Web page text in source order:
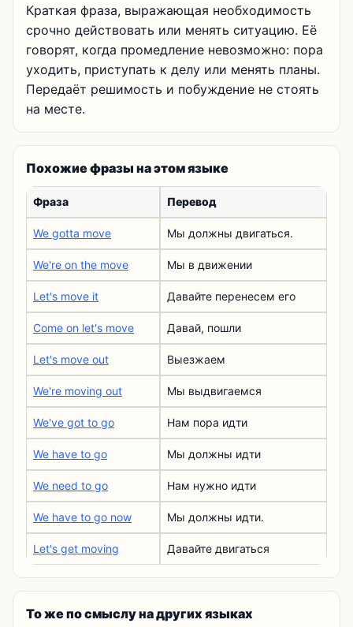
Краткая фраза, выражающая необходимость
срочно действовать или менять ситуацию. Её
говорят, когда промедление невозможно: пора
уходить, приступать к делу или менять планы.
Передаёт решимость и побуждение не стоять
на месте.
Похожие фразы на этом языке
Фраза Перевод
We gotta move Мы должны двигаться.
We're on the move Мы в движении
Let's move it Давайте перенесем его
Come on let's move Давай, пошли
Let's move out Выезжаем
We're moving out Мы выдвигаемся
We've got to go Нам пора идти
We have to go Мы должны идти
We need to go Нам нужно идти
We have to go now Мы должны идти.
Let's get moving Давайте двигаться
То же по смыслу на других языках